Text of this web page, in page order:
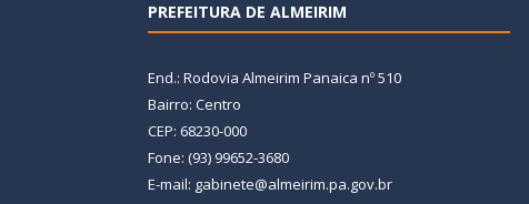
PREFEITURA DE ALMEIRIM
End.: Rodovia Almeirim Panaica nº 510
Bairro: Centro
CEP: 68230-000
Fone: (93) 99652-3680
E-mail: gabinete@almeirim.pa.gov.br